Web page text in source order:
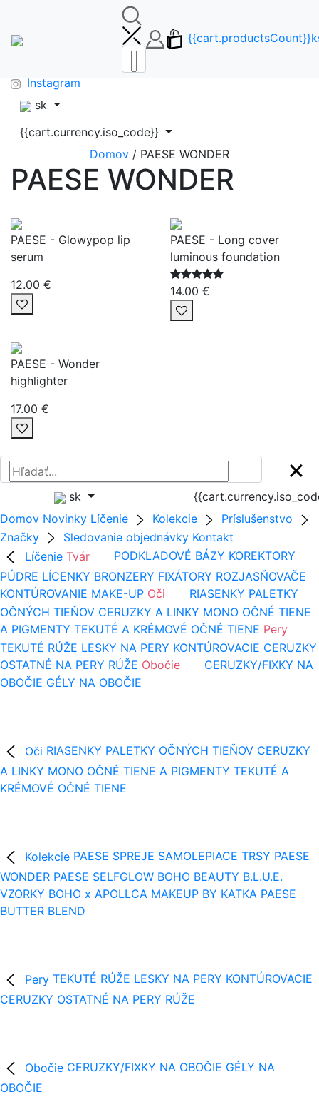
🚚DOPRAVA ZDARMA OD 65€🚚
FAQ
info@makeupbag.sk
Instagram
sk
{{cart.currency.iso_code}}
Domov / PAESE WONDER
PAESE WONDER
PAESE - Glowypop lip
serum
12.00 €
PAESE - Long cover
luminous foundation
14.00 €
PAESE - Wonder
highlighter
17.00 €
sk
Domov Novinky Líčenie Kolekcie
Príslušenstvo
Značky
Sledovanie objednávky Kontakt
Líčenie Tvár PODKLADOVÉ BÁZY KOREKTORY
PÚDRE LÍCENKY BRONZERY FIXÁTORY ROZJASŇOVAČE
KONTÚROVANIE MAKE-UP Oči RIASENKY PALETKY
OČNÝCH TIEŇOV CERUZKY A LINKY MONO OČNÉ TIENE
A PIGMENTY TEKUTÉ A KRÉMOVÉ OČNÉ TIENE Pery
TEKUTÉ RÚŽE LESKY NA PERY KONTÚROVACIE CERUZKY
OSTATNÉ NA PERY RÚŽE Obočie
CERUZKY/FIXKY NA
OBOČIE GÉLY NA OBOČIE
Oči RIASENKY PALETKY OČNÝCH TIEŇOV CERUZKY
A LINKY MONO OČNÉ TIENE A PIGMENTY TEKUTÉ A
KRÉMOVÉ OČNÉ TIENE
Kolekcie PAESE SPREJE SAMOLEPIACE TRSY PAESE
WONDER PAESE SELFGLOW BOHO BEAUTY B.L.U.E.
VZORKY BOHO x APOLLCA MAKEUP BY KATKA PAESE
BUTTER BLEND
Pery TEKUTÉ RÚŽE LESKY NA PERY KONTÚROVACIE
CERUZKY OSTATNÉ NA PERY RÚŽE
Obočie CERUZKY/FIXKY NA OBOČIE GÉLY NA
OBOČIE